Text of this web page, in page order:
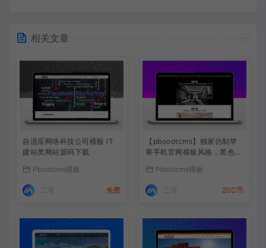
相关文章
自适应网络科技公司模板 IT
建站类网站源码下载
Pbootcms模板
免费
【pboootcms】独家仿制苹
果手机官网模板风格，黑色大
Pbootcms模板
20C币